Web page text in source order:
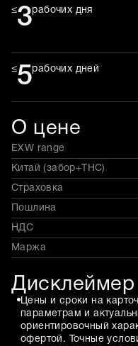
≤3рабочих дня
≤5рабочих дней
О цене
EXW range
Китай (забор+THC)
Страховка
Пошлина
НДС
Маржа
Дисклеймер
Цены и сроки на
параметрам и
ориентировочный
офертой. Точные